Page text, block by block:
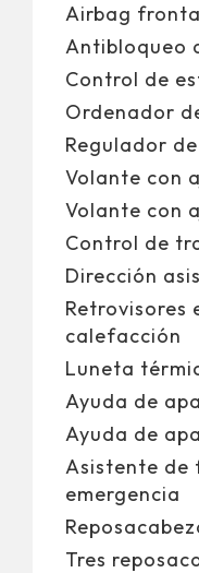
Airbag
Antibloqueo
Control de
Ordenador
Regulador
Volante con
Volante con
Control de
Dirección
Retrovisores
calefacción
Luneta
Ayuda de
Ayuda de
Asistente de
emergencia
Tres